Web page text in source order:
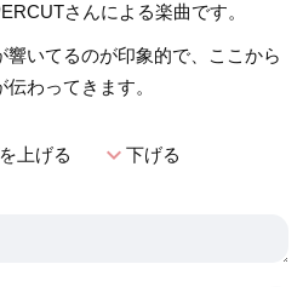
さんによる楽曲です。
いてるのが印象的で、ここから
わってきます。
上げる expand_more下げる